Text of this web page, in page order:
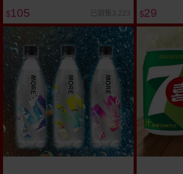
$105 已銷售3,223 $29